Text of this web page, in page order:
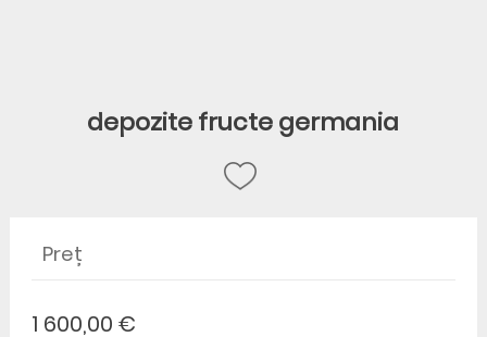
depozite fructe germania
Preț
1 600,00 €